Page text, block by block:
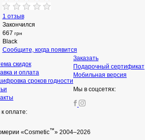
1 отзыв
Закончился
667 грн
Black
Сообщите, когда появится
скидок
и оплата
сроков годности
оплате:
Заказать
Подарочный сертификат
Мобильная версия
Мы в соцсетях:
«Cosmetic™» 2004–2026